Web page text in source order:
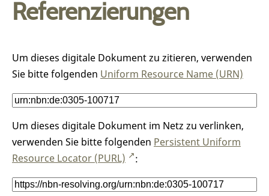
Referenzierungen
Um dieses digitale Dokument zu zitieren, verwenden
Sie bitte folgenden Uniform Resource Name (URN)
Um dieses digitale Dokument im Netz zu verlinken,
verwenden Sie bitte folgenden Persistent Uniform
Resource Locator (PURL)
: